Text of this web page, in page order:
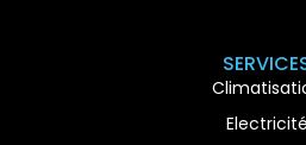
Electricité